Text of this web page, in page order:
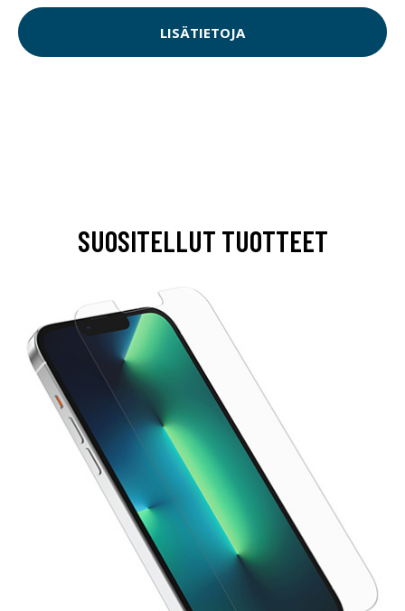
LISÄTIETOJA
SUOSITELLUT TUOTTEET